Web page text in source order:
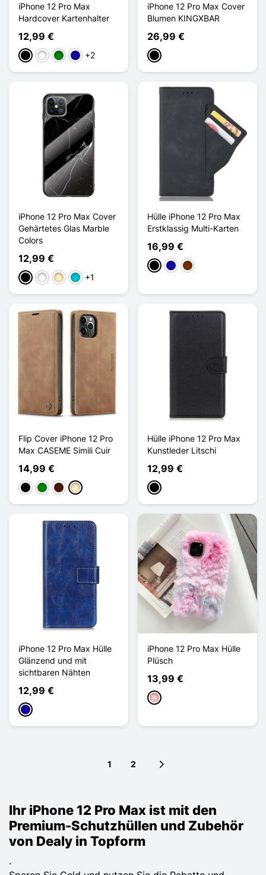
iPhone 12 Pro Max
Hardcover Kartenhalter
12,99 €
Schwarz
WeißGrünDunkelblau
+2
iPhone 12 Pro Max Cover
Blumen KINGXBAR
26,99 €
Schwarz
iPhone 12 Pro Max Cover
Gehärtetes Glas Marble
Colors
12,99 €
Schwarz
WeißGoldenTürkis
+1
Hülle iPhone 12 Pro Max
Erstklassig Multi-Karten
16,99 €
SchwarzDunkelblau
Kaffee
Flip Cover iPhone 12 Pro
Max CASEME Simili Cuir
14,99 €
Schwarz
GrünDunkelbraun
Hellbraun
Hülle iPhone 12 Pro Max
Kunstleder Litschi
12,99 €
Schwarz
iPhone 12 Pro Max Hülle
Glänzend und mit
sichtbaren Nähten
12,99 €
Dunkelblau
iPhone 12 Pro Max Hülle
Plüsch
13,99 €
Pink
1 2
Ihr iPhone 12 Pro Max ist mit den
Premium-Schutzhüllen und Zubehör
von Dealy in Topform
.